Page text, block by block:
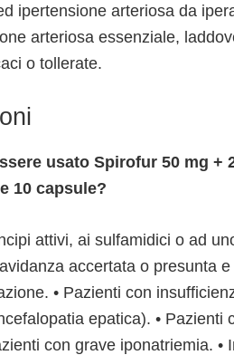
ipertensione arteriosa da
arteriosa essenziale,
o tollerate.
usato Spirofur 50 mg +
10 capsule?
attivi, ai sulfamidici o ad
accertata o presunta
• Pazienti con
epatica). • Pazienti
con grave iponatriemia. •